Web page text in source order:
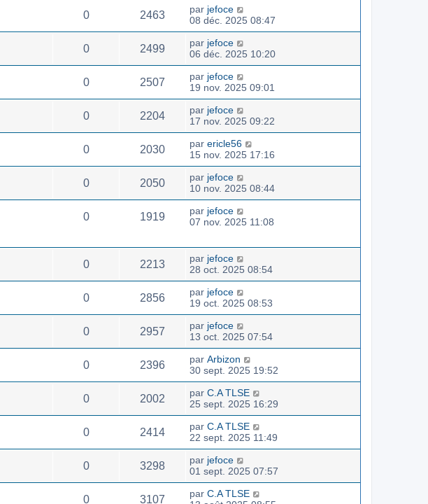
0 2463 par jefoce
08 déc. 2025 08:47
0 2499 par jefoce
06 déc. 2025 10:20
0 2507 par jefoce
19 nov. 2025 09:01
0 2204 par jefoce
17 nov. 2025 09:22
0 2030 par ericle56
15 nov. 2025 17:16
0 2050 par jefoce
10 nov. 2025 08:44
0 1919 par jefoce
07 nov. 2025 11:08
0 2213 par jefoce
28 oct. 2025 08:54
0 2856 par jefoce
19 oct. 2025 08:53
0 2957 par jefoce
13 oct. 2025 07:54
0 2396 par Arbizon
30 sept. 2025 19:52
0 2002 par C.A TLSE
25 sept. 2025 16:29
0 2414 par C.A TLSE
22 sept. 2025 11:49
0 3298 par jefoce
01 sept. 2025 07:57
0 3107 par C.A TLSE